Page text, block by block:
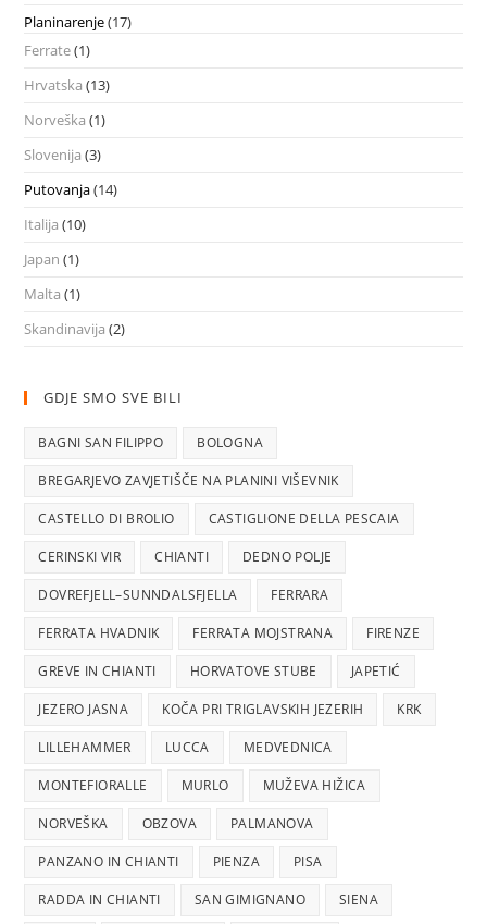
Planinarenje(17)
Ferrate(1)
Hrvatska (13)
Norveška (1)
Slovenija (3)
Putovanja(14)
Italija (10)
Japan (1)
Malta (1)
Skandinavija (2)
GDJE SMO SVE BILI
BAGNI SAN FILIPPO BOLOGNA
BREGARJEVO ZAVJETIŠČE NA PLANINI VIŠEVNIK
CASTELLO DI BROLIO CASTIGLIONE DELLA PESCAIA
CERINSKI VIR CHIANTI DEDNO POLJE
DOVREFJELL–SUNNDALSFJELLA FERRARA
FERRATA HVADNIK FERRATA MOJSTRANA FIRENZE
GREVE IN CHIANTI HORVATOVE STUBE JAPETIĆ
JEZERO JASNA KOČA PRI TRIGLAVSKIH JEZERIH KRK
LILLEHAMMER LUCCA MEDVEDNICA
MONTEFIORALLE MURLO MUŽEVA HIŽICA
NORVEŠKA OBZOVA PALMANOVA
PANZANO IN CHIANTI PIENZA PISA
RADDA IN CHIANTI SAN GIMIGNANO SIENA